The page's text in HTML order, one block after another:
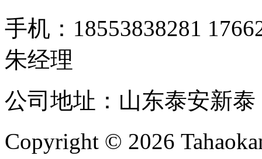
手机：18553838281
朱经理
公司地址：山东泰安新泰
Copyright © 2026